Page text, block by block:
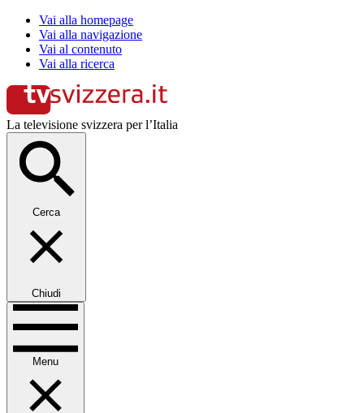
Vai alla homepage
Vai alla navigazione
Vai al contenuto
Vai alla ricerca
La televisione svizzera per l’Italia
Cerca
Chiudi
Menu